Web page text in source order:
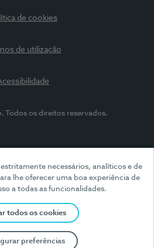
necessários, analíticos e de
lhe oferecer uma boa experiência de
a todas as funcionalidades.
todos os cookies
preferências
de cookies
de utilização
Todos os direitos reservados.